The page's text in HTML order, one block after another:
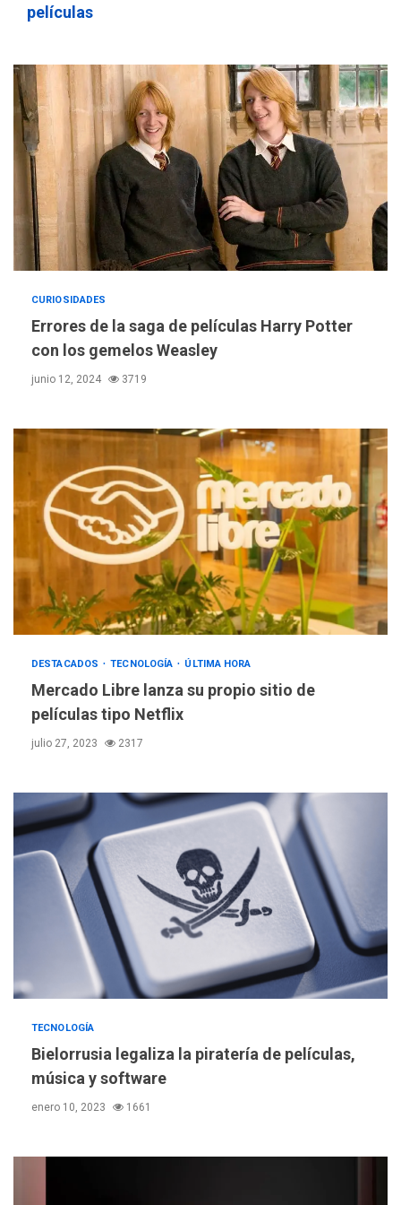
películas
CURIOSIDADES
Errores de la saga de películas Harry Potter
con los gemelos Weasley
junio 12, 2024 3719
DESTACADOS TECNOLOGÍA ÚLTIMA HORA
Mercado Libre lanza su propio sitio de
películas tipo Netflix
julio 27, 2023 2317
TECNOLOGÍA
Bielorrusia legaliza la piratería de películas,
música y software
enero 10, 2023 1661